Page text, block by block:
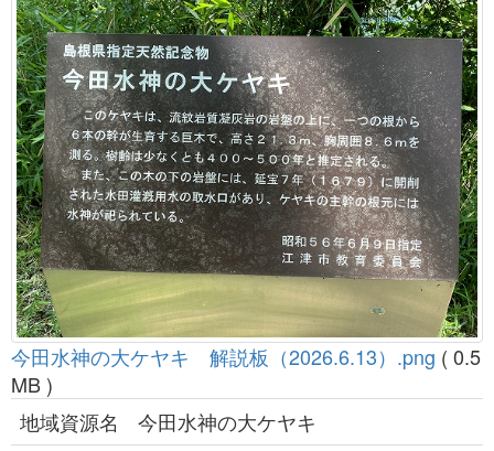
今田水神の大ケヤキ 解説板（2026.6.13）.png ( 0.5
MB )
地域資源名
今田水神の大ケヤキ